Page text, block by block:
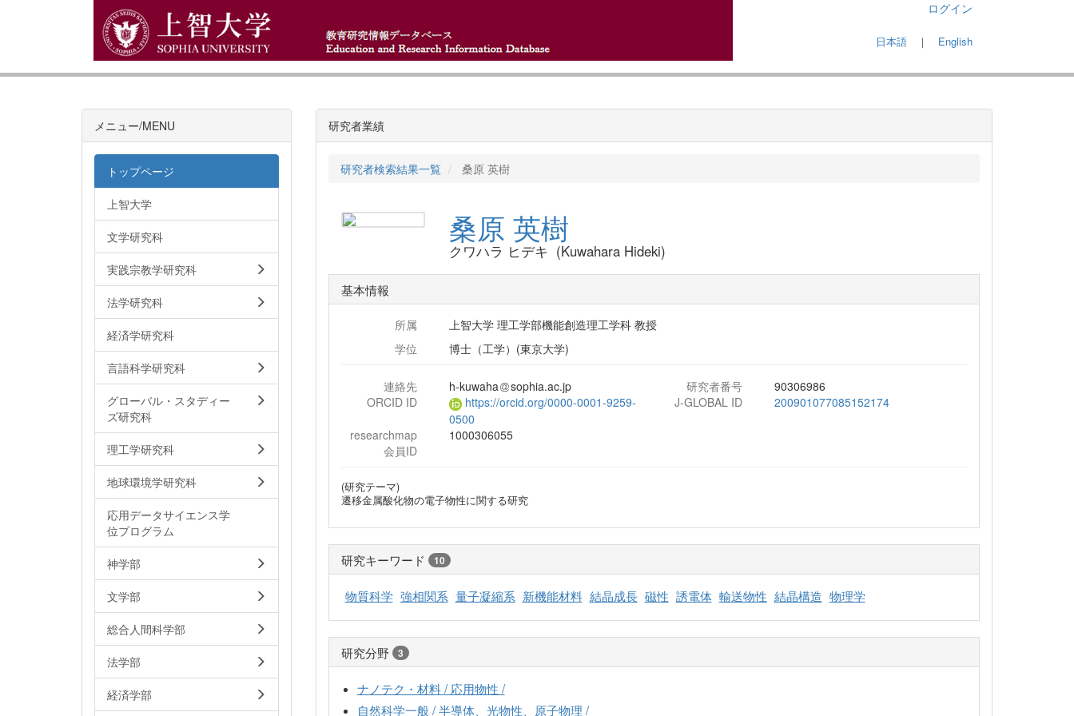
ログイン
日本語 ｜ English
研究者業績
研究者検索結果一覧 桑原 英樹
桑原 英樹
クワハラ ヒデキ (Kuwahara Hideki)
基本情報
所属
上智大学 理工学部機能創造理工学科 教授
学位
博士（工学）(東京大学)
連絡先 h-kuwaha sophia.ac.jp 研究者番号
90306986
ORCID ID
https://orcid.org/0000-0001-9259-
0500
J-GLOBAL ID 200901077085152174
researchmap
会員ID
1000306055
(研究テーマ)
遷移金属酸化物の電子物性に関する研究
研究キーワード 10
物質科学 強相関系 量子凝縮系 新機能材料 結晶成長 磁性 誘電体 輸送物性 結晶構造 物理学
研究分野 3
ナノテク・材料 / 応用物性 /
自然科学一般 / 半導体、光物性、原子物理 /
メニュー/MENU
トップページ
上智大学
文学研究科
実践宗教学研究科
法学研究科
経済学研究科
言語科学研究科
グローバル・スタディー
ズ研究科
理工学研究科
地球環境学研究科
応用データサイエンス学
位プログラム
神学部
文学部
総合人間科学部
法学部
経済学部